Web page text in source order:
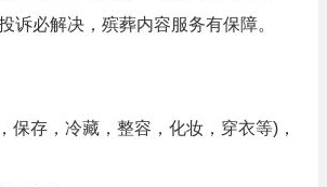
诉必解决，殡葬内容服务有保障。
保存，冷藏，整容，化妆，穿衣等)，